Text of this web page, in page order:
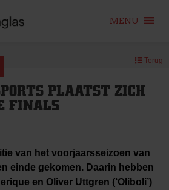
MENU
Terug
PLAATST ZICH
FINALS
van het voorjaarsseizoen van
einde gekomen. Daarin hebben
en Oliver Uttgren (‘Oliboli’)